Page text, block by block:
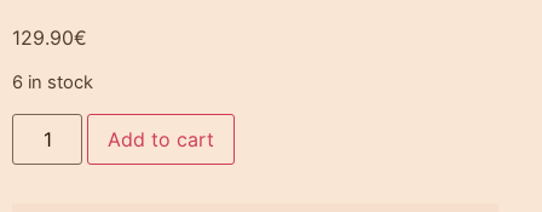
129.90€
6 in stock
Add to cart